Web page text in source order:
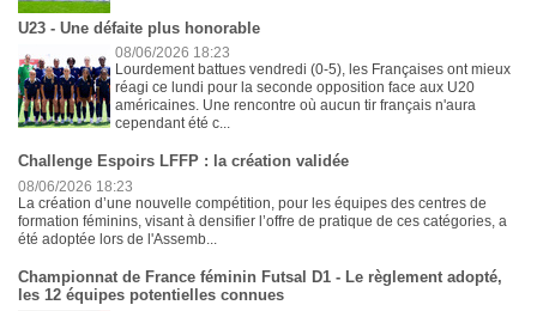
U23 - Une défaite plus honorable
08/06/2026 18:23
Lourdement battues vendredi (0-5), les Françaises ont mieux
réagi ce lundi pour la seconde opposition face aux U20
américaines. Une rencontre où aucun tir français n'aura
cependant été c...
Challenge Espoirs LFFP : la création validée
08/06/2026 18:23
La création d’une nouvelle compétition, pour les équipes des centres de
formation féminins, visant à densifier l’offre de pratique de ces catégories, a
été adoptée lors de l'Assemb...
Championnat de France féminin Futsal D1 - Le règlement adopté,
les 12 équipes potentielles connues